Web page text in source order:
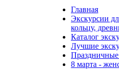
Главная
Экскурсии
кольцу,
Каталог
Лучшие
8 марта -